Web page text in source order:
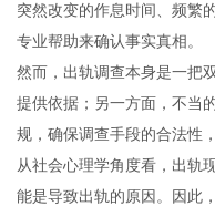
突然改变的作息时间、频繁
专业帮助来确认事实真相。
然而，出轨调查本身是一把
提供依据；另一方面，不当
规，确保调查手段的合法性
从社会心理学角度看，出轨
能是导致出轨的原因。因此